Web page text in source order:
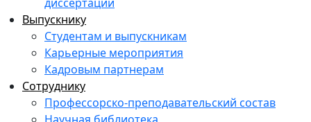
Выпускнику
Студентам и выпускникам
Карьерные мероприятия
Кадровым партнерам
Сотруднику
Профессорско-преподавательский состав